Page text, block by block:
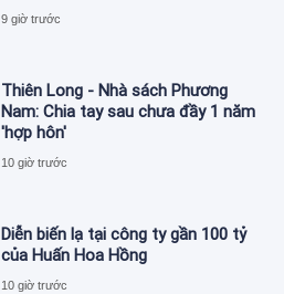
9 giờ trước
Thiên Long - Nhà sách Phương
Nam: Chia tay sau chưa đầy 1 năm
'hợp hôn'
10 giờ trước
Diễn biến lạ tại công ty gần 100 tỷ
của Huấn Hoa Hồng
10 giờ trước